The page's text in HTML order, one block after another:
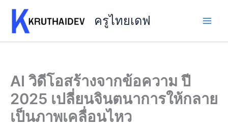
content
ครูไทยเดฟ
AI วิดีโอสร้างจากข้อความ ปี
2025 เปลี่ยนจินตนาการให้กลาย
เป็นภาพเคลื่อนไหว